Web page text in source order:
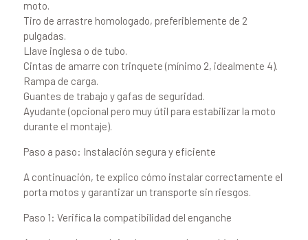
moto.
Tiro de arrastre homologado, preferiblemente de 2
pulgadas.
Llave inglesa o de tubo.
Cintas de amarre con trinquete (mínimo 2, idealmente 4).
Rampa de carga.
Guantes de trabajo y gafas de seguridad.
Ayudante (opcional pero muy útil para estabilizar la moto
durante el montaje).
Paso a paso: Instalación segura y eficiente
A continuación, te explico cómo instalar correctamente el
porta motos y garantizar un transporte sin riesgos.
Paso 1: Verifica la compatibilidad del enganche